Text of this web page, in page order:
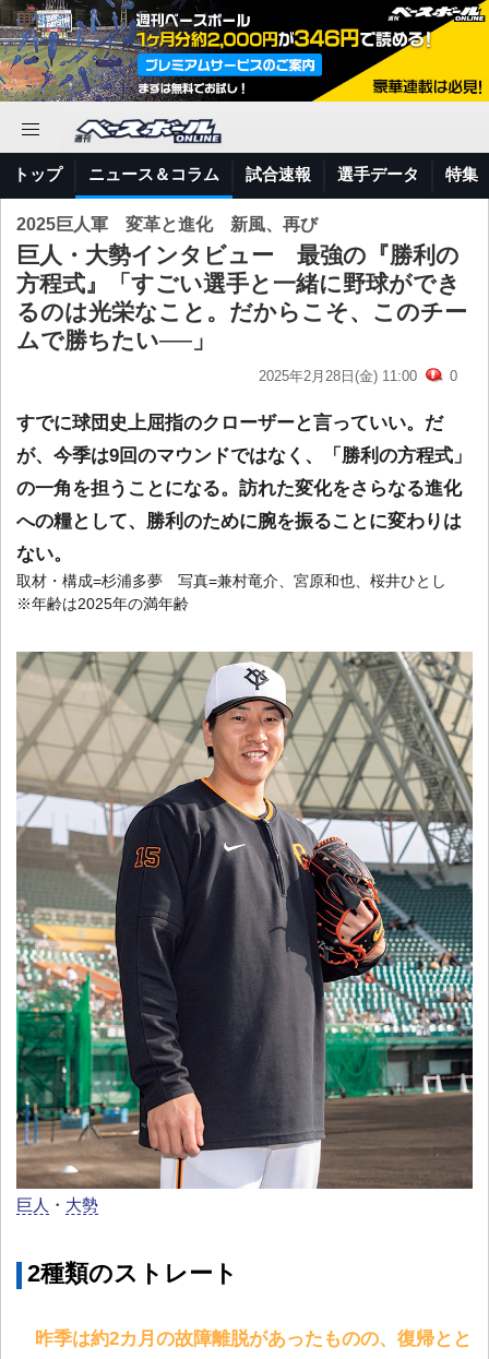
トップ ニュース＆コラム 試合速報 選手データ 特集
2025巨人軍 変革と進化 新風、再び
巨人・大勢インタビュー 最強の『勝利の
方程式』「すごい選手と一緒に野球ができ
るのは光栄なこと。だからこそ、このチー
ムで勝ちたい──」
2025年2月28日(金) 11:00 0
すでに球団史上屈指のクローザーと言っていい。だ
が、今季は9回のマウンドではなく、「勝利の方程式」
の一角を担うことになる。訪れた変化をさらなる進化
への糧として、勝利のために腕を振ることに変わりは
ない。
取材・構成=杉浦多夢 写真=兼村竜介、宮原和也、桜井ひとし
※年齢は2025年の満年齢
巨人 ・ 大勢
2種類のストレート
昨季は約2カ月の故障離脱があったものの、復帰とと